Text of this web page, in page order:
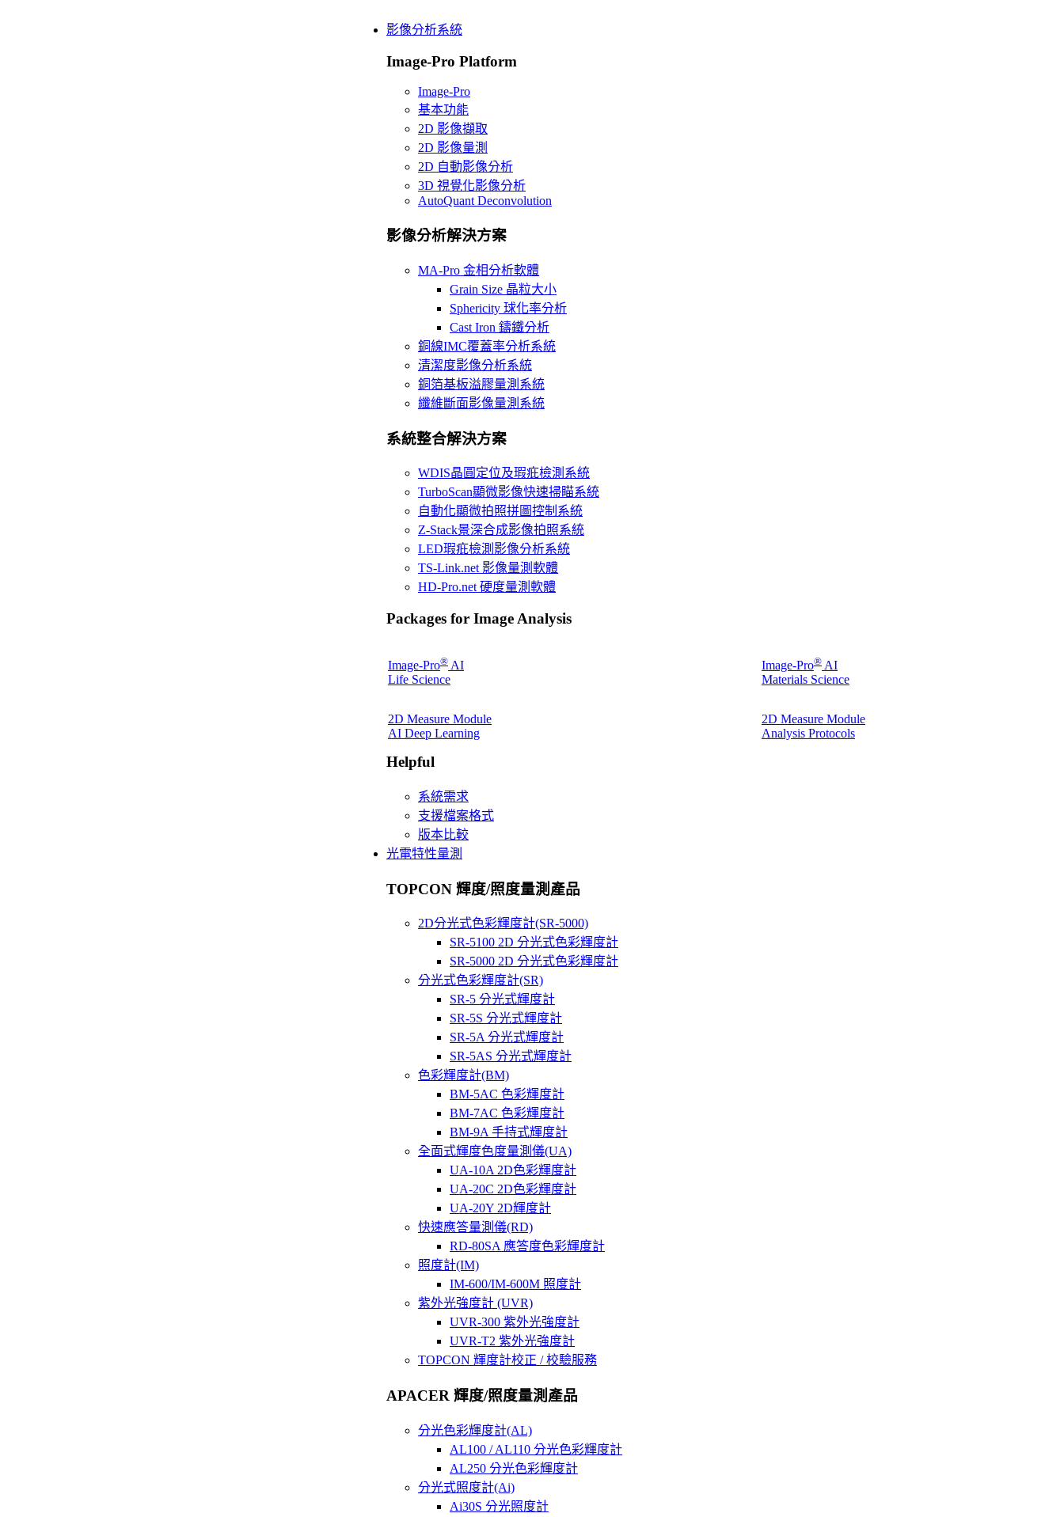
影像分析系統
Image-Pro Platform
Image-Pro
基本功能
2D 影像擷取
2D 影像量測
2D 自動影像分析
3D 視覺化影像分析
AutoQuant Deconvolution
影像分析解決方案
MA-Pro 金相分析軟體
Grain Size 晶粒大小
Sphericity 球化率分析
Cast Iron 鑄鐵分析
銅線IMC覆蓋率分析系統
清潔度影像分析系統
銅箔基板溢膠量測系統
纖維斷面影像量測系統
系統整合解決方案
WDIS晶圓定位及瑕疪檢測系統
TurboScan顯微影像快速掃瞄系統
自動化顯微拍照拼圖控制系統
Z-Stack景深合成影像拍照系統
LED瑕疪檢測影像分析系統
TS-Link.net 影像量測軟體
HD-Pro.net 硬度量測軟體
Packages for Image Analysis
Image-Pro® AI
Life Science
Image-Pro® AI
Materials Science
2D Measure Module
AI Deep Learning
2D Measure Module
Analysis Protocols
Helpful
系統需求
支援檔案格式
版本比較
光電特性量測
TOPCON 輝度/照度量測產品
2D分光式色彩輝度計(SR-5000)
SR-5100 2D 分光式色彩輝度計
SR-5000 2D 分光式色彩輝度計
分光式色彩輝度計(SR)
SR-5 分光式輝度計
SR-5S 分光式輝度計
SR-5A 分光式輝度計
SR-5AS 分光式輝度計
色彩輝度計(BM)
BM-5AC 色彩輝度計
BM-7AC 色彩輝度計
BM-9A 手持式輝度計
全面式輝度色度量測儀(UA)
UA-10A 2D色彩輝度計
UA-20C 2D色彩輝度計
UA-20Y 2D輝度計
快速應答量測儀(RD)
RD-80SA 應答度色彩輝度計
照度計(IM)
IM-600/IM-600M 照度計
紫外光強度計 (UVR)
UVR-300 紫外光強度計
UVR-T2 紫外光強度計
TOPCON 輝度計校正 / 校驗服務
APACER 輝度/照度量測產品
分光色彩輝度計(AL)
AL100 / AL110 分光色彩輝度計
AL250 分光色彩輝度計
分光式照度計(Ai)
Ai30S 分光照度計